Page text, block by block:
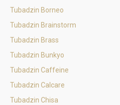
Tubadzin Borneo
Tubadzin Brainstorm
Tubadzin Brass
Tubadzin Bunkyo
Tubadzin Caffeine
Tubadzin Calcare
Tubadzin Chisa